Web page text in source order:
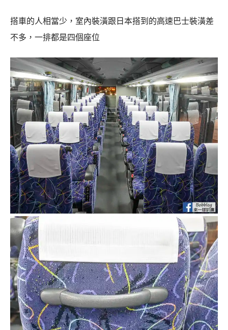
搭車的人相當少，室內裝潢跟日本搭到的高速巴士裝潢差
不多，一排都是四個座位